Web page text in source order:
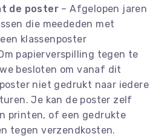
de poster – Afgelopen jaren
die meededen met
klassenposter
papierverspilling tegen te
besloten om vanaf dit
niet gedrukt naar iedere
Je kan de poster zelf
printen, of een gedrukte
tegen verzendkosten.